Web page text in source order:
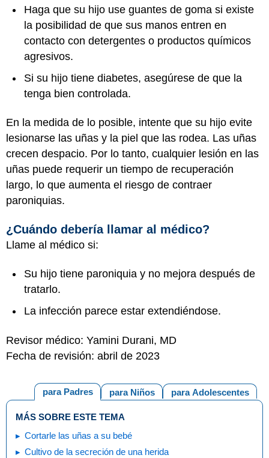
Haga que su hijo use guantes de goma si existe
la posibilidad de que sus manos entren en
contacto con detergentes o productos químicos
agresivos.
Si su hijo tiene diabetes, asegúrese de que la
tenga bien controlada.
En la medida de lo posible, intente que su hijo evite
lesionarse las uñas y la piel que las rodea. Las uñas
crecen despacio. Por lo tanto, cualquier lesión en las
uñas puede requerir un tiempo de recuperación
largo, lo que aumenta el riesgo de contraer
paroniquias.
¿Cuándo debería llamar al médico?
Llame al médico si:
Su hijo tiene paroniquia y no mejora después de
tratarlo.
La infección parece estar extendiéndose.
Revisor médico: Yamini Durani, MD
Fecha de revisión: abril de 2023
para Adolescentes
para Niños
para Padres
MÁS SOBRE ESTE TEMA
Cortarle las uñas a su bebé
Cultivo de la secreción de una herida